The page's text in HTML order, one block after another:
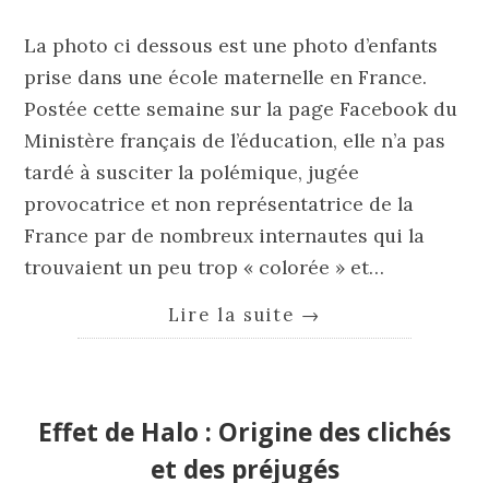
La photo ci dessous est une photo d’enfants
prise dans une école maternelle en France.
Postée cette semaine sur la page Facebook du
Ministère français de l’éducation, elle n’a pas
tardé à susciter la polémique, jugée
provocatrice et non représentatrice de la
France par de nombreux internautes qui la
trouvaient un peu trop « colorée » et…
Lire la suite →
Effet de Halo : Origine des clichés
et des préjugés